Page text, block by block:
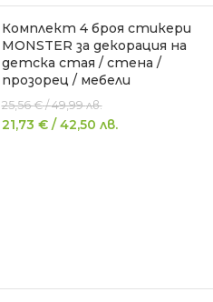
Комплект 4 броя стикери
MONSTER за декорация на
детска стая / стена /
прозорец / мебели
25,56€ /49,99лв.
21,73 € /42,50 лв.